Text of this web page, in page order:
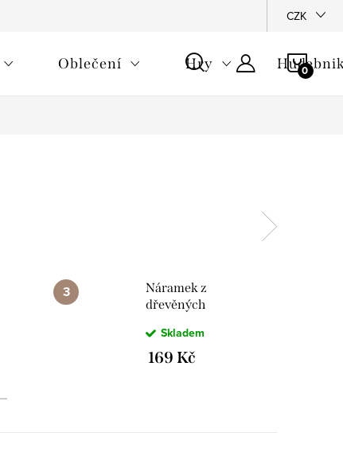
CZK
Oblečení Hry
Náramek z
dřevěných
hudebním
nástrojem
Skladem
169 Kč